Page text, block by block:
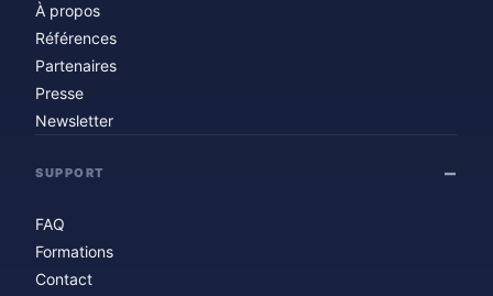
À propos
Références
Partenaires
Presse
Newsletter
SUPPORT
FAQ
Formations
Contact